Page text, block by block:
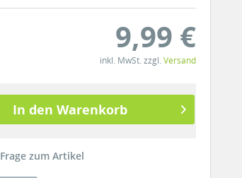
9,99 €
inkl. MwSt. zzgl. Versand
In den Warenkorb
Frage zum Artikel